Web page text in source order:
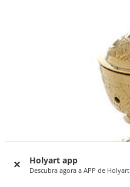
Holyart app
Descubra agora a APP de Holyart